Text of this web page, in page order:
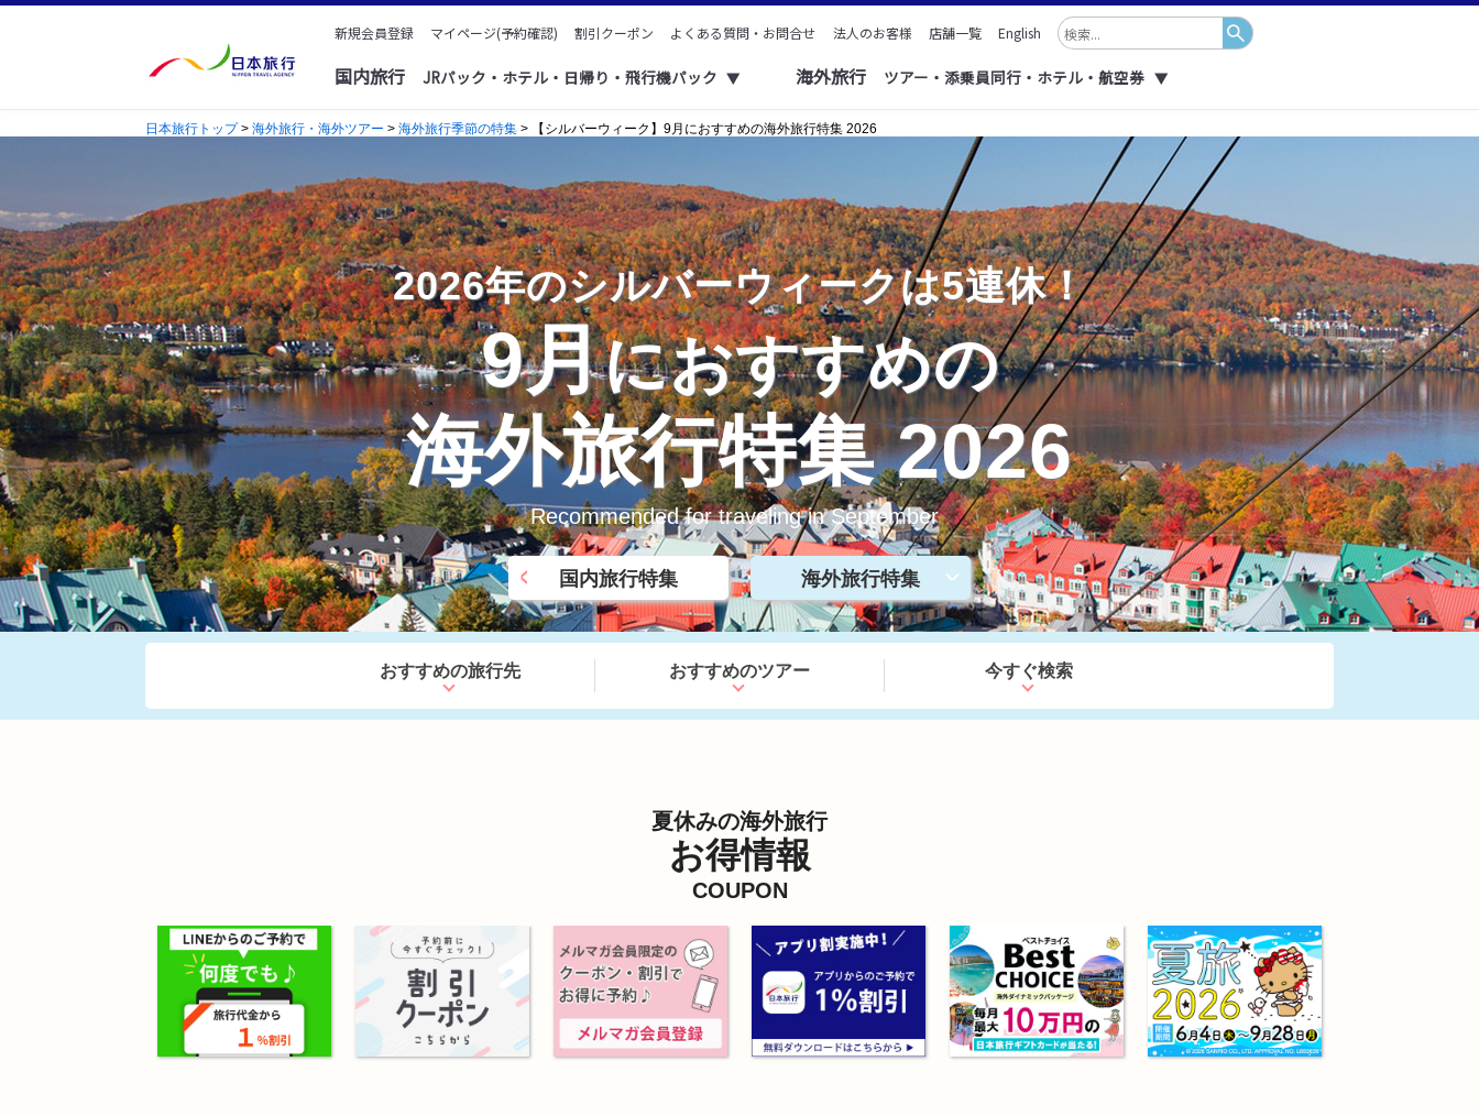
新規会員登録 マイページ(予約確認) 割引クーポン よくある質問・お問合せ 法人のお客様 店舗一覧 English
国内旅行 JRパック・ホテル・日帰り・飛行機パック ▼ 海外旅行 ツアー・添乗員同行・ホテル・航空券 ▼
日本旅行トップ> 海外旅行・海外ツアー > 海外旅行季節の特集 > 【シルバーウィーク】9月におすすめの海外旅行特集 2026
2026年のシルバーウィークは5連休！
9月におすすめの
海外旅行特集 2026
Recommended for traveling in September
< 国内旅行特集 海外旅行特集 >
おすすめの旅行先 おすすめのツアー 今すぐ検索
夏休みの海外旅行
お得情報
COUPON